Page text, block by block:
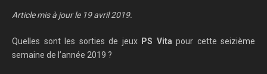
Article mis à jour le 19 avril 2019.
Quelles sont les sorties de jeux PS Vita pour cette seizième
semaine de l’année 2019 ?